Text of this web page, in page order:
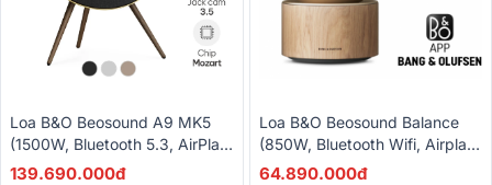
Loa B&O Beosound A9 MK5
(1500W, Bluetooth 5.3, AirPlay
2, Chromecast, Spotify)
139.690.000đ
Loa B&O Beosound Balance
(850W, Bluetooth Wifi, Airplay
2, Bảo Hành 3 Năm)
64.890.000đ